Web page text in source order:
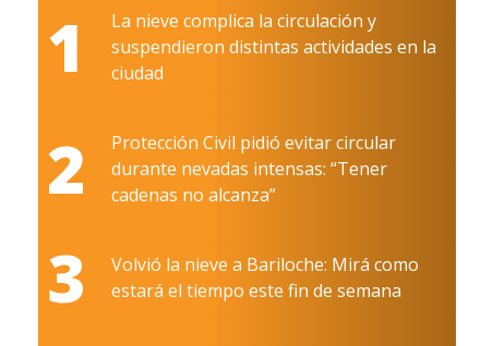
1
La nieve complica la circulación y
suspendieron distintas actividades en la
ciudad
2
Protección Civil pidió evitar circular
durante nevadas intensas: “Tener
cadenas no alcanza”
3
Volvió la nieve a Bariloche: Mirá como
estará el tiempo este fin de semana